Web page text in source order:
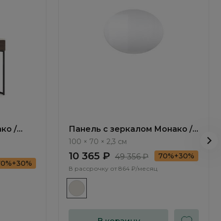
/
Панель с зеркалом Монако /
Monako MN050.0
100 × 70 × 2,3 см
10 365 ₽ 49 356 ₽ 70%+30%
В рассрочку от 864 ₽/месяц